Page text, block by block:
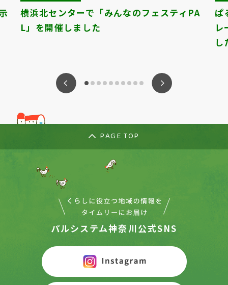
横浜北センターで「みんなのフェスティPA
L」を開催しました
ぱ
レ
し
PAGE TOP
パルシステム神奈川公式SNS